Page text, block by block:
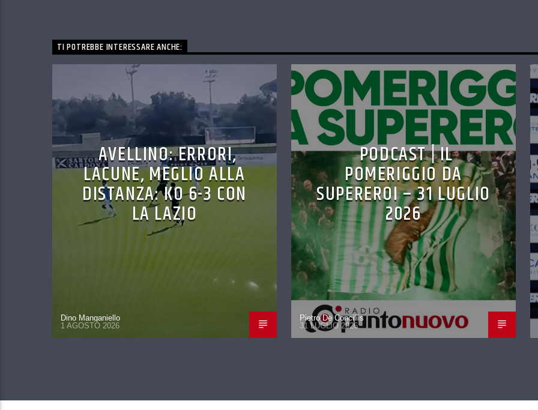
TI POTREBBE INTERESSARE ANCHE:
AVELLINO: ERRORI,
LACUNE, MEGLIO ALLA
DISTANZA: KO 6-3 CON
LA LAZIO
Dino Manganiello
1 AGOSTO 2026
PODCAST | IL
POMERIGGIO DA
SUPEREROI – 31 LUGLIO
2026
Pietro De Conciliis
31 LUGLIO 2026